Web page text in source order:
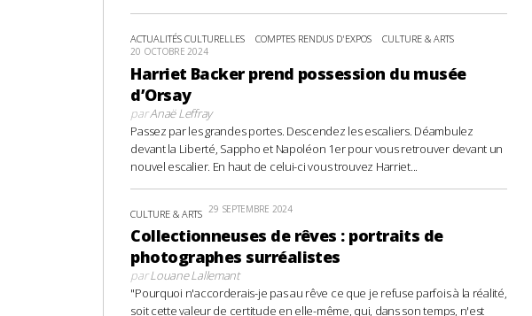
ACTUALITÉS CULTURELLES COMPTES RENDUS D'EXPOS CULTURE & ARTS
20 OCTOBRE 2024
Harriet Backer prend possession du musée
d’Orsay
parAnaë Leffray
Passez par les grandes portes. Descendez les escaliers. Déambulez
devant la Liberté, Sappho et Napoléon 1er pour vous retrouver devant un
nouvel escalier. En haut de celui-ci vous trouvez Harriet...
CULTURE & ARTS 29 SEPTEMBRE 2024
Collectionneuses de rêves : portraits de
photographes surréalistes
parLouane Lallemant
"Pourquoi n'accorderais-je pas au rêve ce que je refuse parfois à la réalité,
soit cette valeur de certitude en elle-même, qui, dans son temps, n'est